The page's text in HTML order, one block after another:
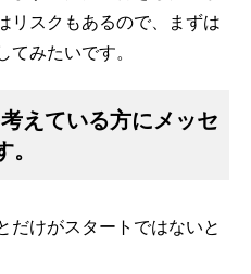
リスクもあるので、まずは
てみたいです。
えている方にメッセ
だけがスタートではないと